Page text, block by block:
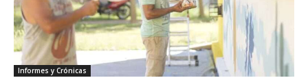
Informes y Crónicas